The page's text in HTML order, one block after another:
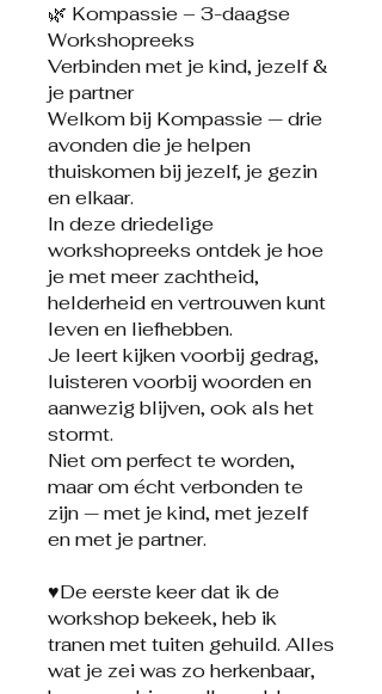
🌿 Kompassie – 3-daagse
Workshopreeks
Verbinden met je kind, jezelf &
je partner
Welkom bij Kompassie — drie
avonden die je helpen
thuiskomen bij jezelf, je gezin
en elkaar.
In deze driedelige
workshopreeks ontdek je hoe
je met meer zachtheid,
helderheid en vertrouwen kunt
leven en liefhebben.
Je leert kijken voorbij gedrag,
luisteren voorbij woorden en
aanwezig blijven, ook als het
stormt.
Niet om perfect te worden,
maar om écht verbonden te
zijn — met je kind, met jezelf
en met je partner.
♥️De eerste keer dat ik de
workshop bekeek, heb ik
tranen met tuiten gehuild. Alles
wat je zei was zo herkenbaar,